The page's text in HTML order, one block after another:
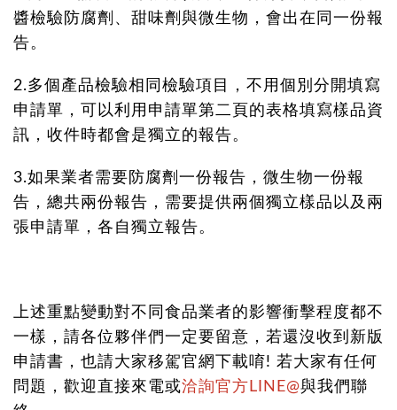
醬檢驗防腐劑、甜味劑與微生物，會出在同一份報
告。
2.多個產品檢驗相同檢驗項目，不用個別分開填寫
申請單，可以利用申請單第二頁的表格填寫樣品資
訊，收件時都會是獨立的報告。
3.如果業者需要防腐劑一份報告，微生物一份報
告，總共兩份報告，需要提供兩個獨立樣品以及兩
張申請單，各自獨立報告。
上述重點變動對不同食品業者的影響衝擊程度都不
一樣，請各位夥伴們一定要留意，若還沒收到新版
申請書，也請大家移駕官網下載唷! 若大家有任何
問題，歡迎直接來電或洽詢官方LINE@與我們聯